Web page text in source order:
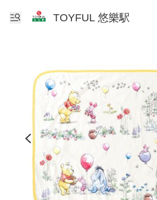
TOYFUL 悠樂駅